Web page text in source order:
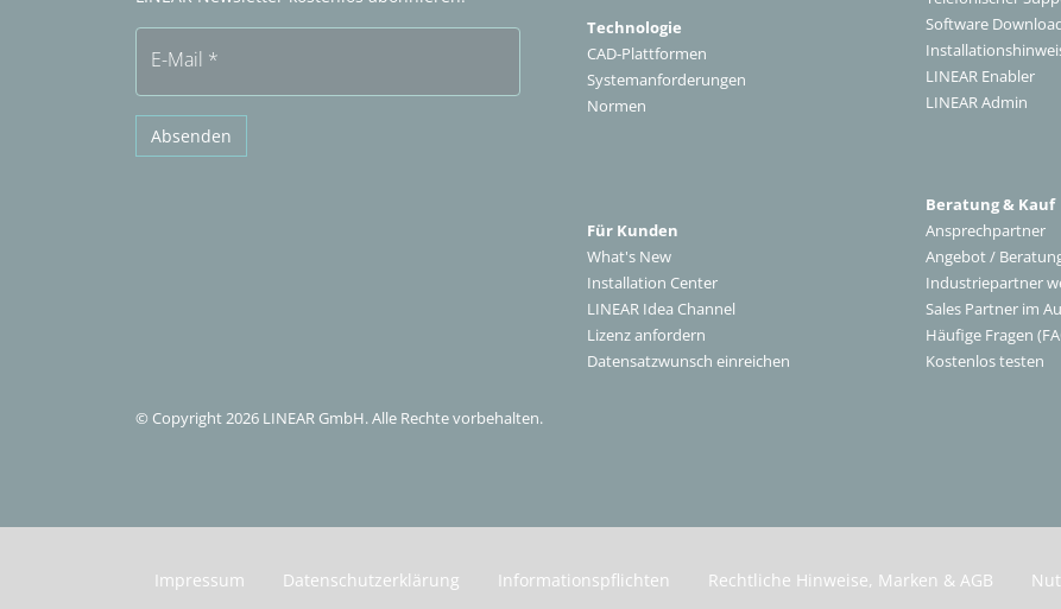
E-Mail *
Absenden
© Copyright 2026 LINEAR GmbH. Alle Rechte vorbehalten.
Technologie
CAD-Plattformen
Systemanforderungen
Normen
Für Kunden
What's New
Installation Center
LINEAR Idea Channel
Lizenz anfordern
Datensatzwunsch einreichen
Software
LINEAR Enabler
LINEAR Admin
Beratung & Kauf
Ansprechpartner
Angebot /
Industriepartner
Sales Partner im
Häufige Fragen
Kostenlos testen
Impressum Datenschutzerklärung Informationspflichten Rechtliche Hinweise, Marken & AGB